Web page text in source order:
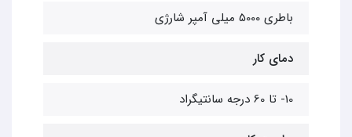
باطری 5000 میلی آمپر شارژی
دمای کار
10- تا 60 درجه سانتیگراد